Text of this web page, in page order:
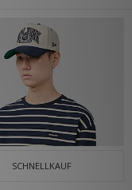
SCHNELLKAUF